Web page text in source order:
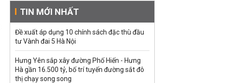
TIN MỚI NHẤT
Đề xuất áp dụng 10 chính sách đặc thù đầu
tư Vành đai 5 Hà Nội
Hưng Yên sắp xây đường Phố Hiến - Hưng
Hà gần 16.500 tỷ, bố trí tuyến đường sắt đô
thị chạy song song